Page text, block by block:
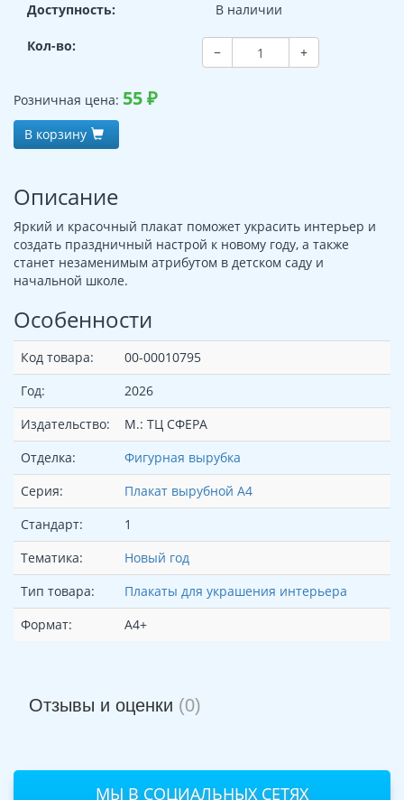
Доступность:
В наличии
Кол-во: − +
Розничная цена: 55₽
В корзину
Описание
Яркий и красочный плакат поможет украсить интерьер и
создать праздничный настрой к новому году, а также
станет незаменимым атрибутом в детском саду и
начальной школе.
Особенности
Код товара:
00-00010795
Год:
2026
Издательство:
М.: ТЦ СФЕРА
Отделка:
Фигурная вырубка
Серия:
Плакат вырубной А4
Стандарт:
1
Тематика:
Новый год
Тип товара:
Плакаты для украшения интерьера
Формат:
А4+
Отзывы и оценки (0)
МЫ В СОЦИАЛЬНЫХ СЕТЯХ